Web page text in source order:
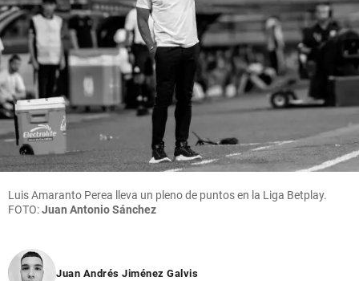
Luis Amaranto Perea lleva un pleno de puntos en la Liga Betplay.
FOTO:Juan Antonio Sánchez
Juan Andrés Jiménez Galvis